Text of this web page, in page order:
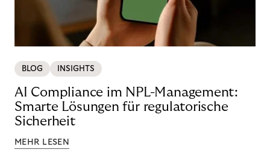
BLOG INSIGHTS
AI Compliance im NPL-Management:
Smarte Lösungen für regulatorische
Sicherheit
MEHR LESEN